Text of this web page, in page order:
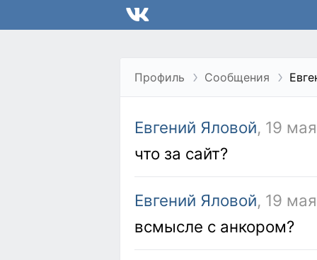
Профиль Сообщения
Евгений Яловой, 19
что за сайт?
Евгений Яловой, 19
всмысле с анкором?